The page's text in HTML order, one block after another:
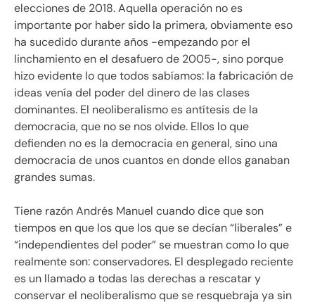
elecciones de 2018. Aquella operación no es
importante por haber sido la primera, obviamente eso
ha sucedido durante años -empezando por el
linchamiento en el desafuero de 2005-, sino porque
hizo evidente lo que todos sabíamos: la fabricación de
ideas venía del poder del dinero de las clases
dominantes. El neoliberalismo es antítesis de la
democracia, que no se nos olvide. Ellos lo que
defienden no es la democracia en general, sino una
democracia de unos cuantos en donde ellos ganaban
grandes sumas.
Tiene razón Andrés Manuel cuando dice que son
tiempos en que los que los que se decían “liberales” e
“independientes del poder” se muestran como lo que
realmente son: conservadores. El desplegado reciente
es un llamado a todas las derechas a rescatar y
conservar el neoliberalismo que se resquebraja ya sin